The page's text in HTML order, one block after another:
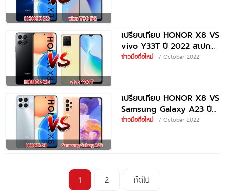
เปรียบเทียบ HONOR X8 VS
vivo Y33T ปี 2022 สเปก
ตอบโจทย์ ราคาเท่ากัน
ข่าวมือถือใหม่ 7 October 2022
เปรียบเทียบ HONOR X8 VS
Samsung Galaxy A23 ปี
2022 จอใหญ่
ข่าวมือถือใหม่ 7 October 2022
1 2 ถัดไป